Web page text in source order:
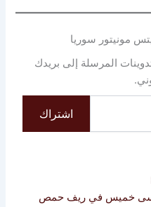
مونيتور سوريا
المرسلة إلى بريدك
اشتراك
خميس في ريف حمص